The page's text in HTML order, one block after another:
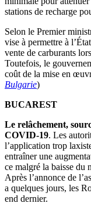
stations de recharge
Selon le Premier
vise à permettre à
vente de carburants
Toutefois, le
coût de la mise en
Bulgarie)
BUCAREST
Le relâchement,
COVID-19. Les
l’application trop
entraîner une
ce malgré la baisse du
Après l’annonce de
a quelques jours, les
end dernier.